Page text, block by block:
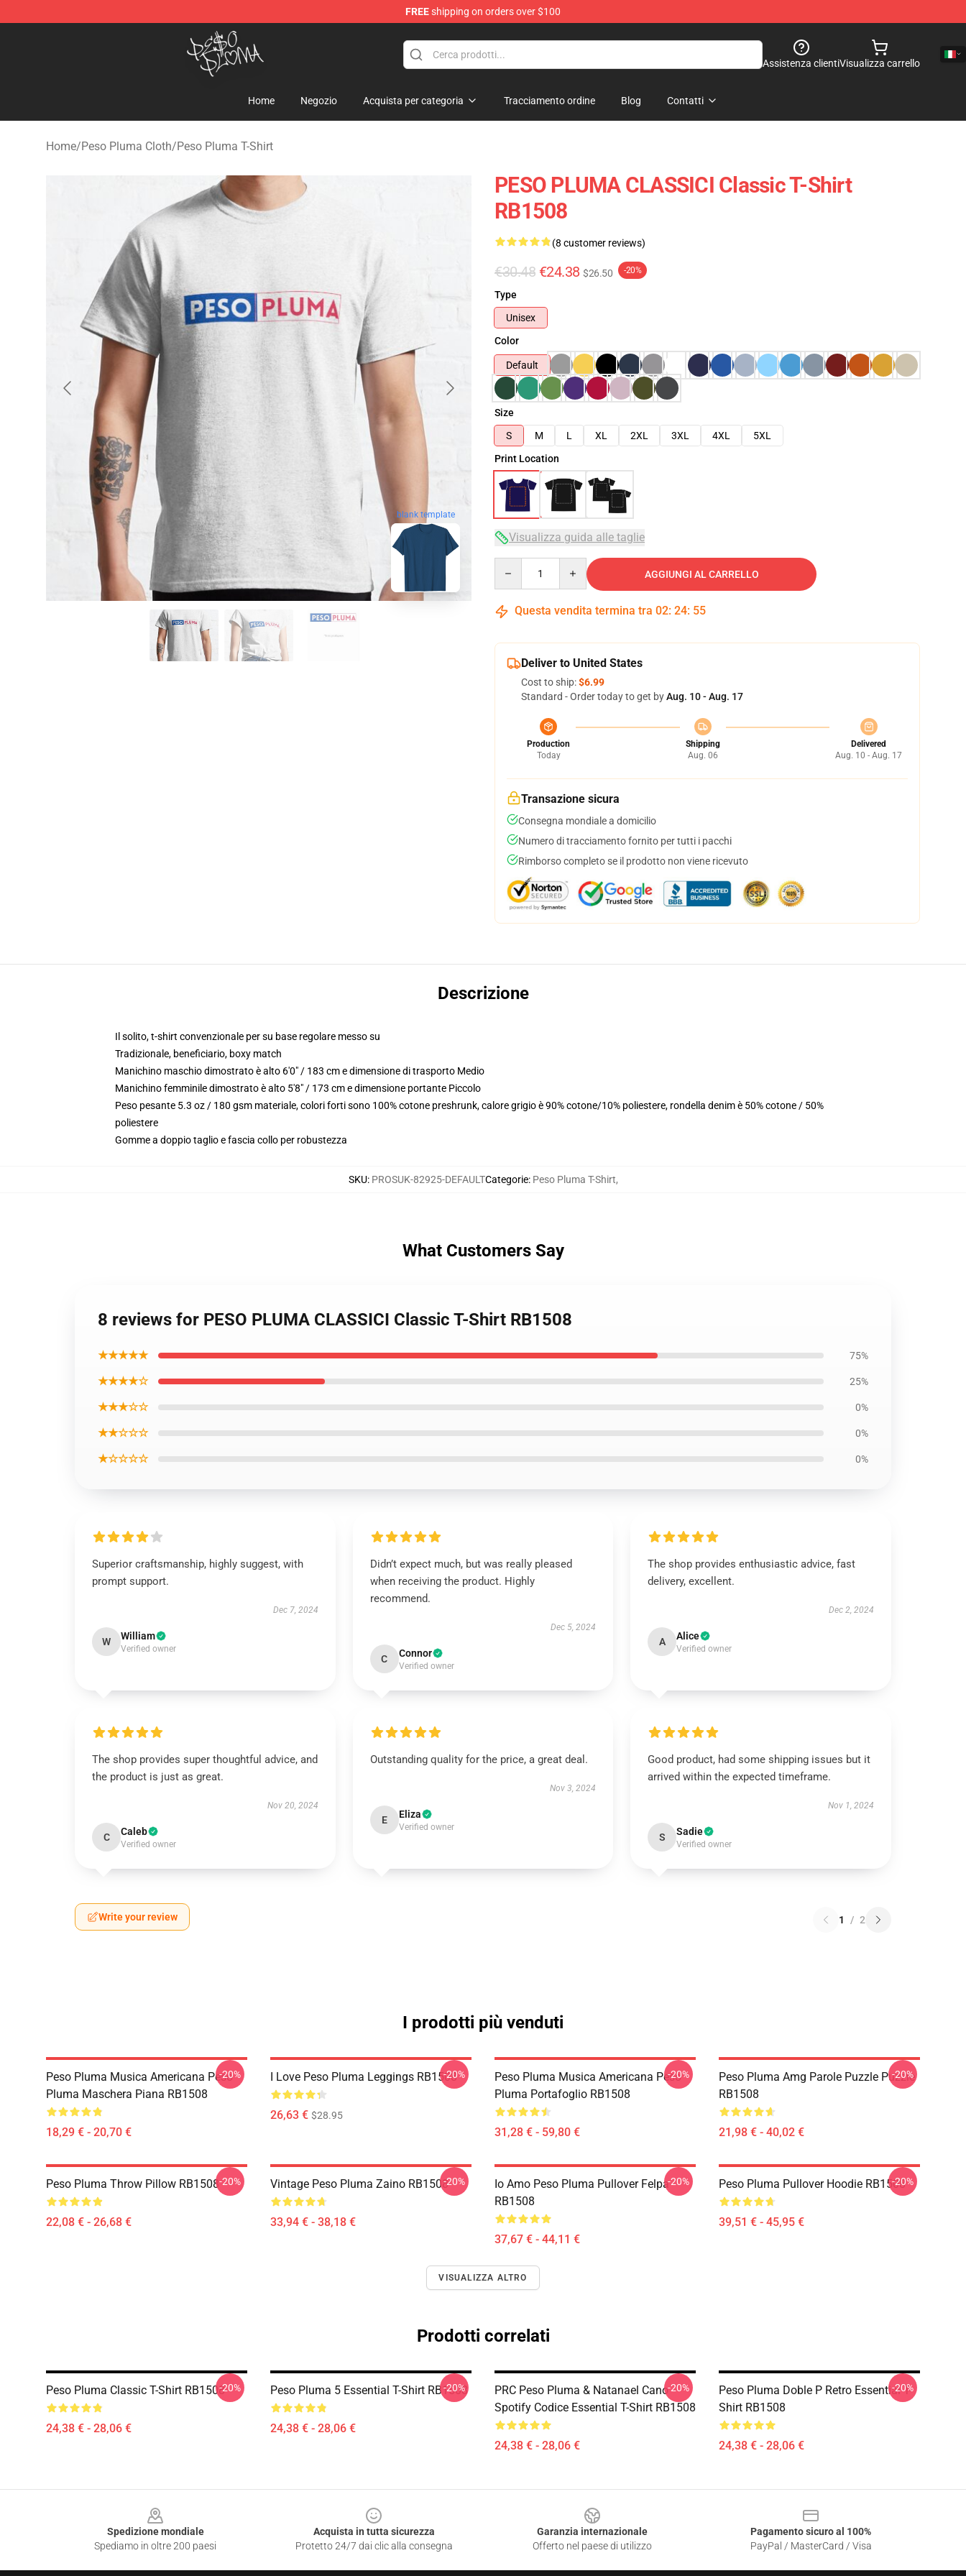
FREEshipping on orders over $100
Peso Pluma Store - Official Peso Pluma Merchandise Shop
Assistenza clientiVisualizza carrello
Home Negozio Acquista per categoria Tracciamento ordine Blog Contatti
Home/Peso Pluma Cloth/Peso Pluma T-Shirt
blank template
PESO PLUMA CLASSICI Classic T-Shirt
RB1508
(8 customer reviews)
€30.48 €24.38 $26.50 -20%
Type
Unisex
Color
Default
Size
S
M L XL 2XL 3XL 4XL
5XL
Print Location
Visualizza guida alle taglie
AGGIUNGI AL CARRELLO
Questa vendita termina tra 02: 24: 54
Deliver to United States
Cost to ship:$6.99
Standard - Order today to get byAug. 10 - Aug. 17
Production
Today
Shipping
Aug. 06
Delivered
Aug. 10 - Aug. 17
Transazione sicura
Consegna mondiale a domicilio
Numero di tracciamento fornito per tutti i pacchi
Rimborso completo se il prodotto non viene ricevuto
Descrizione
Il solito, t-shirt convenzionale per su base regolare messo su
Tradizionale, beneficiario, boxy match
Manichino maschio dimostrato è alto 6'0" / 183 cm e dimensione di trasporto Medio
Manichino femminile dimostrato è alto 5'8" / 173 cm e dimensione portante Piccolo
Peso pesante 5.3 oz / 180 gsm materiale, colori forti sono 100% cotone preshrunk, calore grigio è 90% cotone/10% poliestere, rondella denim è 50% cotone / 50%
poliestere
Gomme a doppio taglio e fascia collo per robustezza
SKU: PROSUK-82925-DEFAULTCategorie: Peso Pluma T-Shirt,
What Customers Say
8 reviews for PESO PLUMA CLASSICI Classic T-Shirt RB1508
★★★★★ 75%
★★★★☆ 25%
★★★☆☆ 0%
★★☆☆☆ 0%
★☆☆☆☆ 0%
Superior craftsmanship, highly suggest, with
prompt support.
Dec 7, 2024
W William
Verified owner
Didn’t expect much, but was really pleased
when receiving the product. Highly
recommend.
Dec 5, 2024
C Connor
Verified owner
The shop provides enthusiastic advice, fast
delivery, excellent.
Dec 2, 2024
A Alice
Verified owner
The shop provides super thoughtful advice, and
the product is just as great.
Nov 20, 2024
C Caleb
Verified owner
Outstanding quality for the price, a great deal.
Nov 3, 2024
E Eliza
Verified owner
Good product, had some shipping issues but it
arrived within the expected timeframe.
Nov 1, 2024
S Sadie
Verified owner
Write your review 1 / 2
I prodotti più venduti
Peso Pluma Musica Americana Peso
Pluma Maschera Piana RB1508
18,29 € - 20,70 €
-20% I Love Peso Pluma Leggings RB1508
26,63 € $28.95
-20%
Peso Pluma Musica Americana Peso
Pluma Portafoglio RB1508
31,28 € - 59,80 €
-20%
Peso Pluma Amg Parole Puzzle Puzzle
RB1508
21,98 € - 40,02 €
-20%
Peso Pluma Throw Pillow RB1508
22,08 € - 26,68 €
-20% Vintage Peso Pluma Zaino RB1508
33,94 € - 38,18 €
-20%
Io Amo Peso Pluma Pullover Felpa
RB1508
37,67 € - 44,11 €
-20% Peso Pluma Pullover Hoodie RB1508
39,51 € - 45,95 €
-20%
VISUALIZZA ALTRO
Prodotti correlati
Peso Pluma Classic T-Shirt RB1508
24,38 € - 28,06 €
-20% Peso Pluma 5 Essential T-Shirt RB1508
24,38 € - 28,06 €
-20%
PRC Peso Pluma & Natanael Cano
Spotify Codice Essential T-Shirt RB1508
24,38 € - 28,06 €
-20%
Peso Pluma Doble P Retro Essential T-
Shirt RB1508
24,38 € - 28,06 €
-20%
Spedizione mondiale
Spediamo in oltre 200 paesi
Acquista in tutta sicurezza
Protetto 24/7 dai clic alla consegna
Garanzia internazionale
Offerto nel paese di utilizzo
Pagamento sicuro al 100%
PayPal / MasterCard / Visa